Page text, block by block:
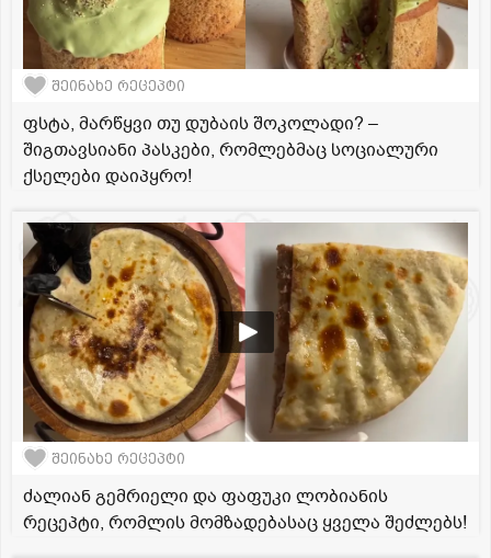
შეინახე რეცეპტი
ფსტა, მარწყვი თუ დუბაის შოკოლადი? –
შიგთავსიანი პასკები, რომლებმაც სოციალური
ქსელები დაიპყრო!
შეინახე რეცეპტი
ძალიან გემრიელი და ფაფუკი ლობიანის
რეცეპტი, რომლის მომზადებასაც ყველა შეძლებს!